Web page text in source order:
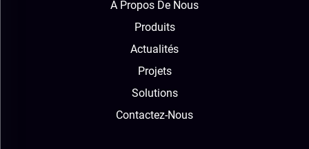
À Propos De Nous
Produits
Actualités
Projets
Solutions
Contactez-Nous